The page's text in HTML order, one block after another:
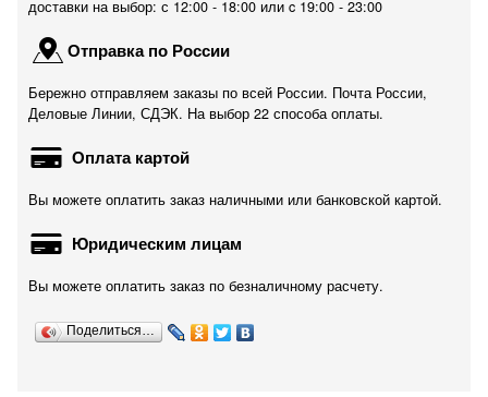
доставки на выбор: с 12:00 - 18:00 или c 19:00 - 23:00
Отправка по России
Бережно отправляем заказы по всей России. Почта России,
Деловые Линии, СДЭК. На выбор 22 способа оплаты.
Оплата картой
Вы можете оплатить заказ наличными или банковской картой.
Юридическим лицам
Вы можете оплатить заказ по безналичному расчету.
Поделиться…